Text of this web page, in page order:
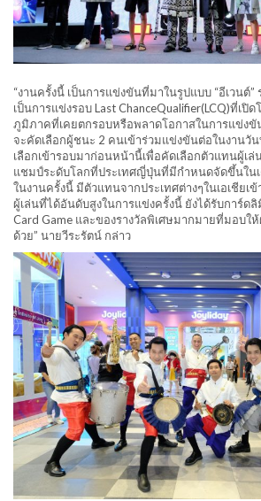
“งานครั้งนี้ เป็นการแข่งขันที่มาในรูปแบบ “อีเวนต์”
เป็นการแข่งรอบ Last ChanceQualifier(LCQ)ที่เปิ
ภูมิภาคที่เคยตกรอบหรือพลาดโอกาสในการแข่งขั
จะคัดเลือกผู้ชนะ 2 คนเข้าร่วมแข่งขันต่อในงานวั
เลือกเข้ารอบมาก่อนหน้านี้เพื่อคัดเลือกตัวแทนผู้เล่
แชมป์ระดับโลกที่ประเทศญี่ปุ่นที่มีกำหนดจัดขึ้นใน
ในงานครั้งนี้ มีตัวแทนจากประเทศต่างๆในเอเชียเ
ผู้เล่นที่ได้อันดับสูงในการแข่งครั้งนี้ ยังได้รับการ์ดลิ
Card Game และของรางวัลพิเศษมากมายที่มอบใ
ด้วย” นายวีระรัตน์ กล่าว